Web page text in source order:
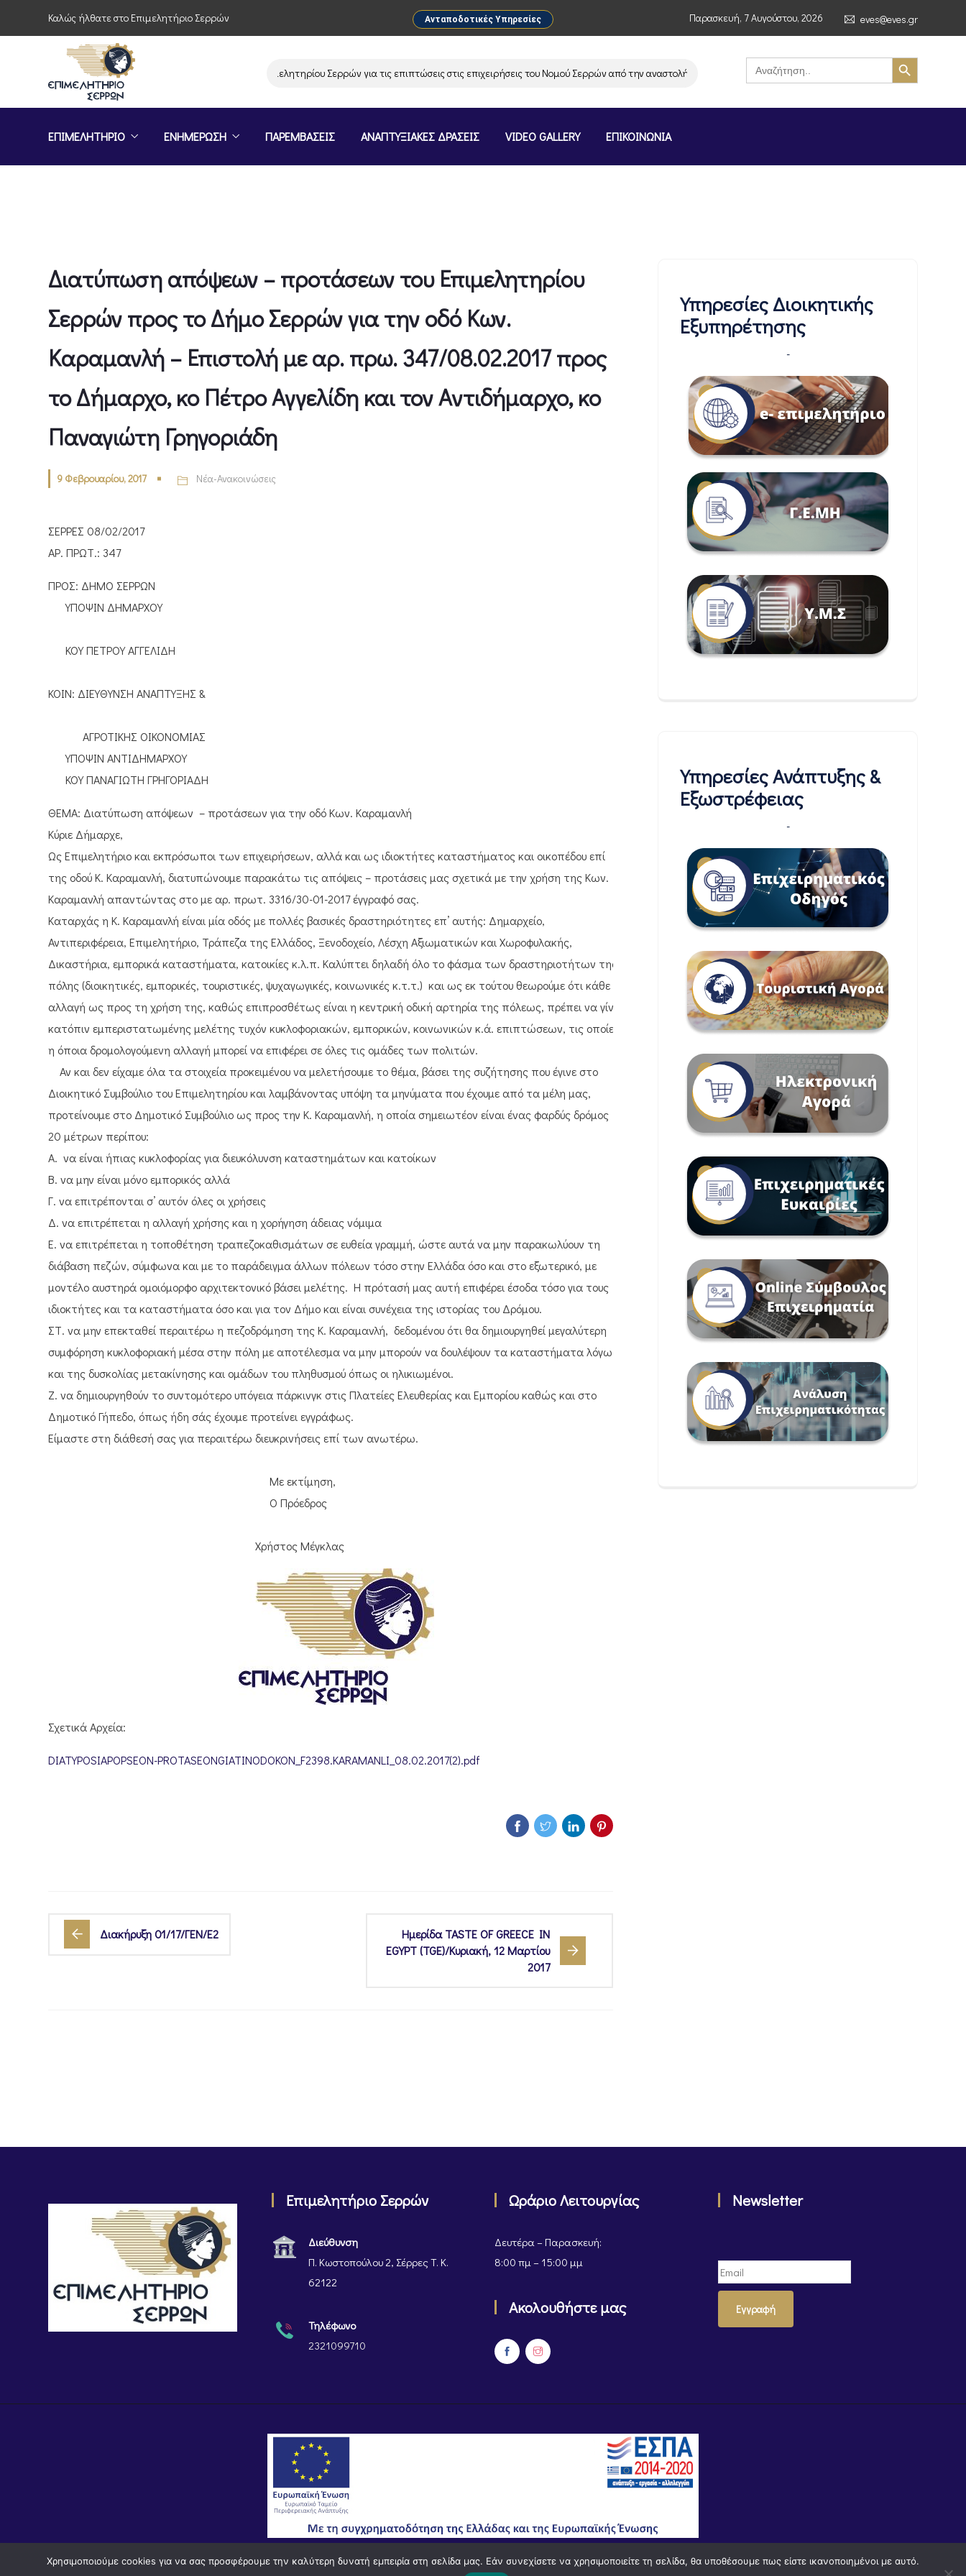
Καλώς ήλθατε στο Επιμελητήριο Σερρών Ανταποδοτικές Υπηρεσίες Παρασκευή, 7 Αυγούστου, 2026 eves@eves.gr
Παρέμβαση του Επιμελητηρίου Σερρών για τις επιπτώσεις στις επιχειρήσεις του Νομού Σερρών από την αναστολή λειτουργίας της αλυσίδας σούπερ μάρκετ MERE στην Ελλάδα –
Search
for:
Search Button
ΕΠΙΜΕΛΗΤΗΡΙΟ ΕΝΗΜΕΡΩΣΗ ΠΑΡΕΜΒΑΣΕΙΣ ΑΝΑΠΤΥΞΙΑΚΕΣ ΔΡΑΣΕΙΣ VIDEO GALLERY ΕΠΙΚΟΙΝΩΝΙΑ
Διατύπωση απόψεων – προτάσεων του Επιμελητηρίου
Σερρών προς το Δήμο Σερρών για την οδό Κων.
Καραμανλή – Επιστολή με αρ. πρω. 347/08.02.2017 προς
το Δήμαρχο, κο Πέτρο Αγγελίδη και τον Αντιδήμαρχο, κο
Παναγιώτη Γρηγοριάδη
9 Φεβρουαρίου, 2017 Νέα-Ανακοινώσεις
ΣΕΡΡΕΣ 08/02/2017
ΑΡ. ΠΡΩΤ.: 347
ΠΡΟΣ: ΔΗΜΟ ΣΕΡΡΩΝ
ΥΠΟΨΙΝ ΔΗΜΑΡΧΟΥ
ΚΟΥ ΠΕΤΡΟΥ ΑΓΓΕΛΙΔΗ
ΚΟΙΝ: ΔΙΕΥΘΥΝΣΗ ΑΝΑΠΤΥΞΗΣ &
ΑΓΡΟΤΙΚΗΣ ΟΙΚΟΝΟΜΙΑΣ
ΥΠΟΨΙΝ ΑΝΤΙΔΗΜΑΡΧΟΥ
ΚΟΥ ΠΑΝΑΓΙΩΤΗ ΓΡΗΓΟΡΙΑΔΗ
ΘΕΜΑ: Διατύπωση απόψεων – προτάσεων για την οδό Κων. Καραμανλή
Κύριε Δήμαρχε,
Ως Επιμελητήριο και εκπρόσωποι των επιχειρήσεων, αλλά και ως ιδιοκτήτες καταστήματος και οικοπέδου επί
της οδού Κ. Καραμανλή, διατυπώνουμε παρακάτω τις απόψεις – προτάσεις μας σχετικά με την χρήση της Κων.
Καραμανλή απαντώντας στο με αρ. πρωτ. 3316/30-01-2017 έγγραφό σας.
Καταρχάς η Κ. Καραμανλή είναι μία οδός με πολλές βασικές δραστηριότητες επ’ αυτής: Δημαρχείο,
Αντιπεριφέρεια, Επιμελητήριο, Τράπεζα της Ελλάδος, Ξενοδοχείο, Λέσχη Αξιωματικών και Χωροφυλακής,
Δικαστήρια, εμπορικά καταστήματα, κατοικίες κ.λ.π. Καλύπτει δηλαδή όλο το φάσμα των δραστηριοτήτων της
πόλης (διοικητικές, εμπορικές, τουριστικές, ψυχαγωγικές, κοινωνικές κ.τ.τ.) και ως εκ τούτου θεωρούμε ότι κάθε
αλλαγή ως προς τη χρήση της, καθώς επιπροσθέτως είναι η κεντρική οδική αρτηρία της πόλεως, πρέπει να γίνει
κατόπιν εμπεριστατωμένης μελέτης τυχόν κυκλοφοριακών, εμπορικών, κοινωνικών κ.ά. επιπτώσεων, τις οποίες
η όποια δρομολογούμενη αλλαγή μπορεί να επιφέρει σε όλες τις ομάδες των πολιτών.
Αν και δεν είχαμε όλα τα στοιχεία προκειμένου να μελετήσουμε το θέμα, βάσει της συζήτησης που έγινε στο
Διοικητικό Συμβούλιο του Επιμελητηρίου και λαμβάνοντας υπόψη τα μηνύματα που έχουμε από τα μέλη μας,
προτείνουμε στο Δημοτικό Συμβούλιο ως προς την Κ. Καραμανλή, η οποία σημειωτέον είναι ένας φαρδύς δρόμος
20 μέτρων περίπου:
Α. να είναι ήπιας κυκλοφορίας για διευκόλυνση καταστημάτων και κατοίκων
B. να μην είναι μόνο εμπορικός αλλά
Γ. να επιτρέπονται σ’ αυτόν όλες οι χρήσεις
Δ. να επιτρέπεται η αλλαγή χρήσης και η χορήγηση άδειας νόμιμα
Ε. να επιτρέπεται η τοποθέτηση τραπεζοκαθισμάτων σε ευθεία γραμμή, ώστε αυτά να μην παρακωλύουν τη
διάβαση πεζών, σύμφωνα και με το παράδειγμα άλλων πόλεων τόσο στην Ελλάδα όσο και στο εξωτερικό, με
μοντέλο αυστηρά ομοιόμορφο αρχιτεκτονικό βάσει μελέτης. Η πρότασή μας αυτή επιφέρει έσοδα τόσο για τους
ιδιοκτήτες και τα καταστήματα όσο και για τον Δήμο και είναι συνέχεια της ιστορίας του Δρόμου.
ΣΤ. να μην επεκταθεί περαιτέρω η πεζοδρόμηση της Κ. Καραμανλή, δεδομένου ότι θα δημιουργηθεί μεγαλύτερη
συμφόρηση κυκλοφοριακή μέσα στην πόλη με αποτέλεσμα να μην μπορούν να δουλέψουν τα καταστήματα λόγω
και της δυσκολίας μετακίνησης και ομάδων του πληθυσμού όπως οι ηλικιωμένοι.
Ζ. να δημιουργηθούν το συντομότερο υπόγεια πάρκινγκ στις Πλατείες Ελευθερίας και Εμπορίου καθώς και στο
Δημοτικό Γήπεδο, όπως ήδη σάς έχουμε προτείνει εγγράφως.
Είμαστε στη διάθεσή σας για περαιτέρω διευκρινήσεις επί των ανωτέρω.
Με εκτίμηση,
Ο Πρόεδρος
Χρήστος Μέγκλας
Σχετικά Αρχεία:
DIATYPOSIAPOPSEON-PROTASEONGIATINODOKON_F2398.KARAMANLI_08.02.2017(2).pdf
Διακήρυξη 01/17/ΓΕΝ/Ε2
Hμερίδα TASTE OF GREECE IN
EGYPT (TGE)/Κυριακή, 12 Μαρτίου
2017
Υπηρεσίες Διοικητικής
Εξυπηρέτησης
-
Υπηρεσίες Ανάπτυξης &
Εξωστρέφειας
-
Επιμελητήριο Σερρών
Διεύθυνση
Π. Κωστοπούλου 2, Σέρρες Τ. Κ.
62122
Τηλέφωνο
2321099710
Ωράριο Λειτουργίας
Δευτέρα – Παρασκευή:
8:00 πμ – 15:00 μμ
Ακολουθήστε μας
Newsletter
Εγγραφή
Χρησιμοποιούμε cookies για να σας προσφέρουμε την καλύτερη δυνατή εμπειρία στη σελίδα μας. Εάν συνεχίσετε να χρησιμοποιείτε τη σελίδα, θα υποθέσουμε πως είστε ικανοποιημένοι με αυτό.